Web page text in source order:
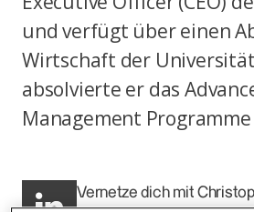
und verfügt über einen
Wirtschaft der
absolvierte er das
Management Programme
Vernetze dich mit